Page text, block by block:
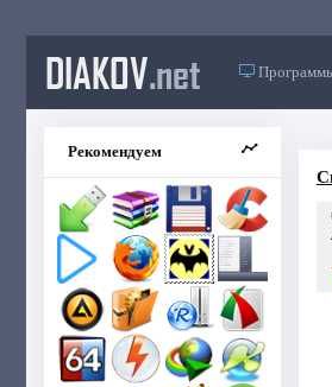
DIAKOV.net
Рекомендуем